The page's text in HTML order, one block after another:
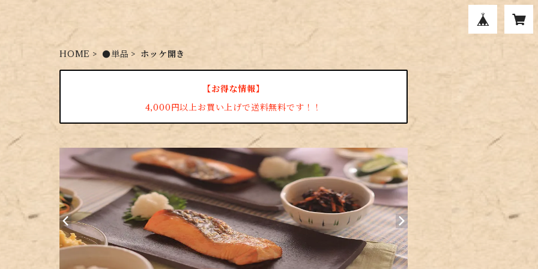
HOME ●単品 ホッケ開き
【お得な情報】
4,000円以上お買い上げで送料無料です！！